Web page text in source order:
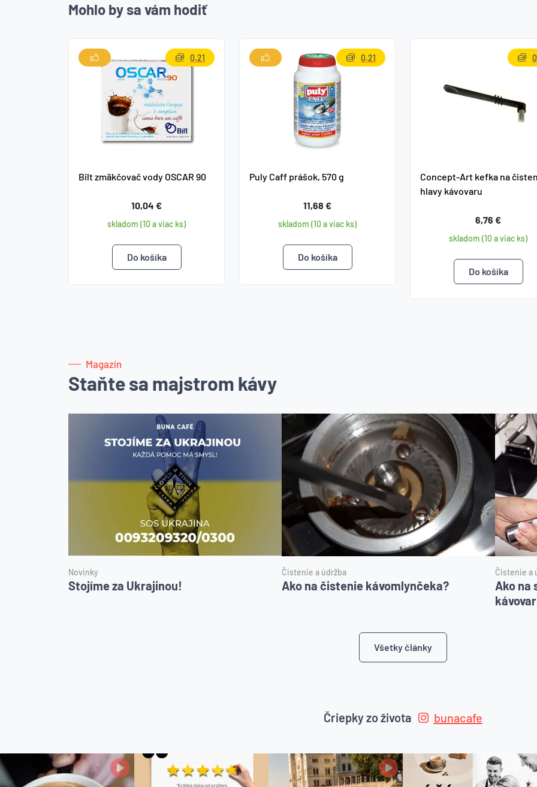
Mohlo by sa vám hodiť
Bilt zmäkčovač vody OSCAR 90
10,04 €
skladom (10 a viac ks)
0.21
Puly Caff prášok, 570 g
11,68 €
skladom (10 a viac ks)
0.21
Concept-Art kefka na
hlavy kávovaru
6,76 €
skladom (10 a viac ks)
Magazín
Staňte sa majstrom kávy
Novinky
Stojíme za Ukrajinou!
Čistenie a údržba
Ako na čistenie kávomlynčeka?
Čistenie a
Ako na
Všetky články
Čriepky zo života bunacafe